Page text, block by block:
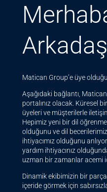
Matican Group’e üye
Aşağıdaki bağlantı,
portalınız olacak. Küresel
üyeleri ve müşterilerle
Hepimiz yeni bir dil
olduğunu ve dil
ihtiyacımız olduğunu
yardım ihtiyacınız
uzman bir zamanlar acemi
Dinamik ekibimizin bir
içeride görmek için